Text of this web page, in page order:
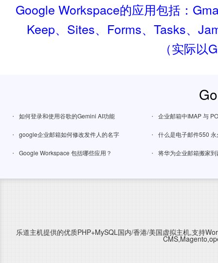
Google Workspace的应用包括：
Keep、Sites、Forms、Tasks、
（实际
· 如何登录和使用谷歌的Gemini AI功能 · 企业邮箱中IMAP 与
· google企业邮箱如何修改发件人的名字 · 什么是电子邮件550 永久
· Google Workspace 包括哪些应用？ · 将华为企业邮箱搬家
乐道主机提供的优质PHP+MySQL国内/香港/美国虚拟主机,支持